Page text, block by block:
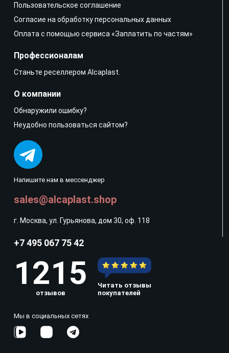
Напишите нам в мессенджер
sales@alcaplast.shop
г. Москва, ул. Гурьянова, дом 30, оф. 118
Пользовательское соглашение
Согласие на обработку персональных данных
Оплата с помощью сервиса «Заплатить по частям»
Профессионалам
Станьте реселлером Alcaplast.
О компании
Обнаружили ошибку?
Неудобно пользоваться сайтом?
+7 495 067 75 42
1215
отзывов
Читать отзывы
покупателей
Мы в социальных сетях